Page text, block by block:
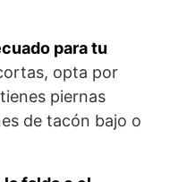
para tu
opta por
piernas
de tacón bajo o